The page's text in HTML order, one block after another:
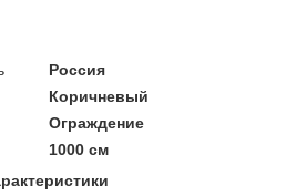
Россия
Коричневый
Ограждение
1000 см